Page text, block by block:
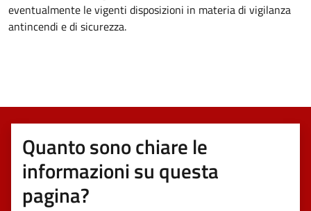
eventualmente le vigenti disposizioni in materia di vigilanza
antincendi e di sicurezza.
Quanto sono chiare le
informazioni su questa
pagina?